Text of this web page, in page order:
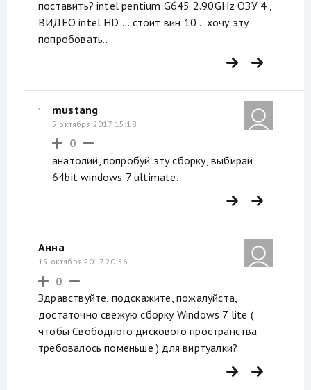
поставить? intel pentium G645 2.90GHz ОЗУ 4 ,
ВИДЕО intel HD ... стоит вин 10 .. хочу эту
попробовать..
mustang
5 октября 2017 15:18
0
анатолий, попробуй эту сборку, выбирай
64bit windows 7 ultimate.
Анна
15 октября 2017 20:56
0
Здравствуйте, подскажите, пожалуйста,
достаточно свежую сборку Windows 7 lite (
чтобы Свободного дискового пространства
требовалось поменьше ) для виртуалки?